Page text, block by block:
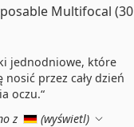
Multifocal (30
jednodniowe, które
przez cały dzień
oczu.
z
(wyświetl)